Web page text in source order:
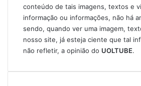
conteúdo de tais imagens, textos e
informação ou informações, não há
sendo, quando ver uma imagem,
nosso site, já esteja ciente que tal
não refletir, a opinião do UOLTUBE.